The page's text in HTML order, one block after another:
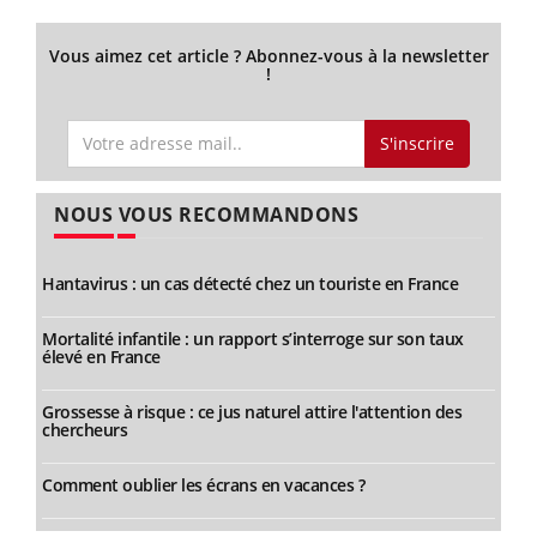
Vous aimez cet article ? Abonnez-vous à la newsletter
!
S'inscrire
NOUS VOUS RECOMMANDONS
Hantavirus : un cas détecté chez un touriste en France
Mortalité infantile : un rapport s’interroge sur son taux
élevé en France
Grossesse à risque : ce jus naturel attire l'attention des
chercheurs
Comment oublier les écrans en vacances ?